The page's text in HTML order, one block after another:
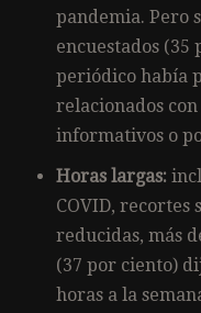
pandemia. Pero
encuestados (35
periódico había
relacionados
informativos o
Horas largas:
COVID, recortes
reducidas, más
(37 por ciento)
horas a la